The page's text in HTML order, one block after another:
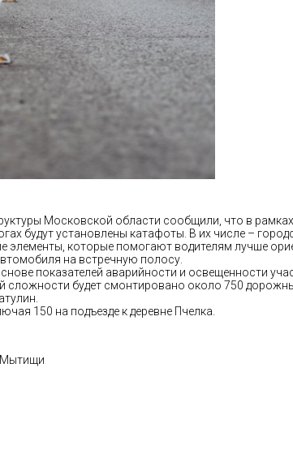
Московской области сообщили, что в
будут установлены катафоты. В их числе –
которые помогают водителям лучше
на встречную полосу.
показателей аварийности и освещенности
будет смонтировано около 750
150 на подъезде к деревне Пчелка.
Мытищи